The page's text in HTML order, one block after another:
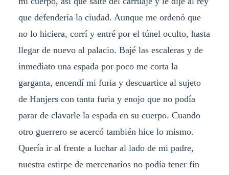
que defendería la ciudad. Aunque me ordenó que
no lo hiciera, corrí y entré por el túnel oculto, hasta
llegar de nuevo al palacio. Bajé las escaleras y de
inmediato una espada por poco me corta la
garganta, encendí mi furia y descuartice al sujeto
de Hanjers con tanta furia y enojo que no podía
parar de clavarle la espada en su cuerpo. Cuando
otro guerrero se acercó también hice lo mismo.
Quería ir al frente a luchar al lado de mi padre,
nuestra estirpe de mercenarios no podía tener fin